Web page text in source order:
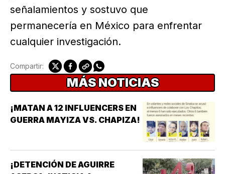
señalamientos y sostuvo que
permanecería en México para enfrentar
cualquier investigación.
Compartir:
MÁS NOTICIAS
¡MATAN A 12 INFLUENCERS EN
GUERRA MAYIZA VS. CHAPIZA!
¡DETENCIÓN DE AGUIRRE